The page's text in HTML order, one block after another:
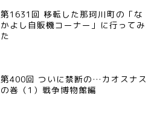
第1631回 移転した那珂川町の「な
かよし自販機コーナー」に行ってみ
た
第400回 ついに禁断の…カオスナス
の巻（1）戦争博物館編